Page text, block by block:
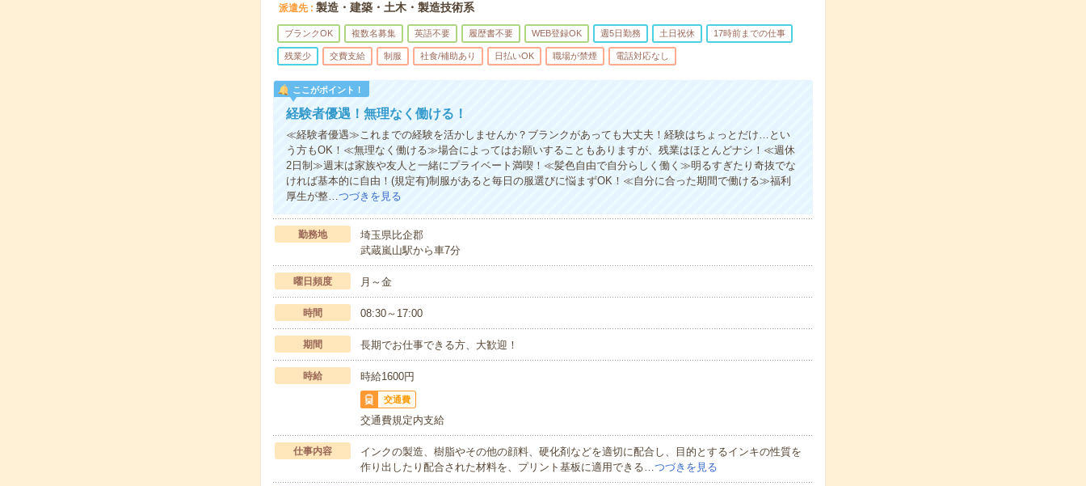
派遣先 製造・建築・土木・製造技術系
ブランクOK 複数名募集 英語不要 履歴書不要 WEB登録OK 週5日勤務 土日祝休 17時前までの仕事
残業少 交費支給 制服 社食/補助あり 日払いOK 職場が禁煙 電話対応なし
ここがポイント！
経験者優遇！無理なく働ける！
≪経験者優遇≫これまでの経験を活かしませんか？ブランクがあっても大丈夫！経験はちょっとだけ…とい
う方もOK！≪無理なく働ける≫場合によってはお願いすることもありますが、残業はほとんどナシ！≪週休
2日制≫週末は家族や友人と一緒にプライベート満喫！≪髪色自由で自分らしく働く≫明るすぎたり奇抜でな
ければ基本的に自由！(規定有)制服があると毎日の服選びに悩まずOK！≪自分に合った期間で働ける≫福利
厚生が整…つづきを見る
勤務地
埼玉県比企郡
武蔵嵐山駅から車7分
曜日頻度 月～金
時間 08:30～17:00
期間 長期でお仕事できる方、大歓迎！
時給 時給1600円
交通費
交通費規定内支給
仕事内容
インクの製造、樹脂やその他の顔料、硬化剤などを適切に配合し、目的とするインキの性質を
作り出したり配合された材料を、プリント基板に適用できる…つづきを見る